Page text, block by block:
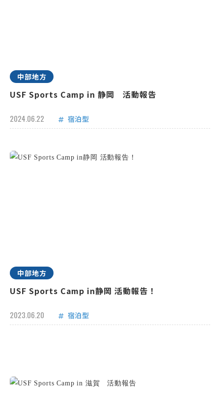
中部地方
USF Sports Camp in 静岡 活動報告
2024.06.22 宿泊型
中部地方
USF Sports Camp in静岡 活動報告！
2023.06.20 宿泊型